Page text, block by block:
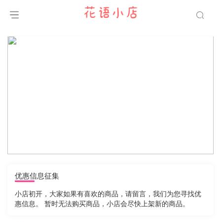
优惠信息征集
小店初开，大家如果有喜欢的商品，请留言，我们为您寻找优
惠信息。 暂时无法购买商品，小店会尽快上架新的商品。